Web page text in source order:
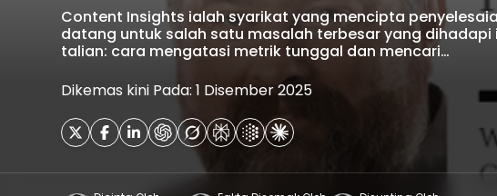
Content Insights ialah syarikat yang mencipta
datang untuk salah satu masalah terbesar yang
talian: cara mengatasi metrik tunggal dan mencari…
Dikemas kini Pada: 1 Disember 2025